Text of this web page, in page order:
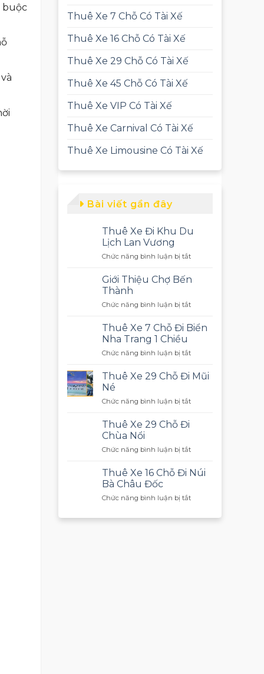
buộc
Thuê Xe 7 Chỗ Có Tài Xế
Thuê Xe 16 Chỗ Có Tài Xế
Thuê Xe 29 Chỗ Có Tài Xế
Thuê Xe 45 Chỗ Có Tài Xế
Thuê Xe VIP Có Tài Xế
Thuê Xe Carnival Có Tài Xế
Thuê Xe Limousine Có Tài Xế
Bài viết gần đây
Thuê Xe Đi Khu Du
Lịch Lan Vương
Chức năng bình luận bị tắtở
Đi
Du
Lan
Giới Thiệu Chợ Bến
Thành
Chức năng bình luận bị tắtở
Thiệu
Chợ
Thành
Thuê Xe 7 Chỗ Đi Biển
Nha Trang 1 Chiều
Chức năng bình luận bị tắtở
Xe
7
Đi
Chiều
Thuê Xe 29 Chỗ Đi Mũi
Né
Chức năng bình luận bị tắtở
Đi
Né
Thuê Xe 29 Chỗ Đi
Chùa Nổi
Chức năng bình luận bị tắtở
Xe
29
Đi
Nổi
Thuê Xe 16 Chỗ Đi Núi
Bà Châu Đốc
Chức năng bình luận bị tắtở
Xe